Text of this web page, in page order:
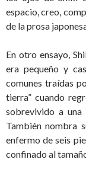
espacio, creo,
de la prosa
En otro ensayo,
era pequeño y
comunes traídas
tierra” cuando
sobrevivido a una
También nombra
enfermo de seis
confinado al